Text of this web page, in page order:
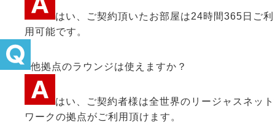
はい、ご契約頂いたお部屋は24時間365日ご利
用可能です。
他拠点のラウンジは使えますか？
はい、ご契約者様は全世界のリージャスネット
ワークの拠点がご利用頂けます。